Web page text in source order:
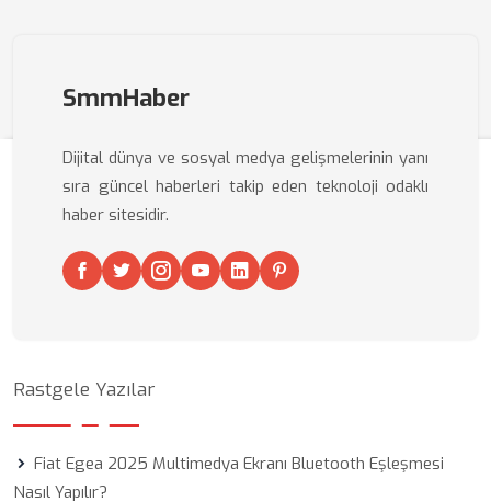
SmmHaber
Dijital dünya ve sosyal medya gelişmelerinin yanı
sıra güncel haberleri takip eden teknoloji odaklı
haber sitesidir.
Rastgele Yazılar
Fiat Egea 2025 Multimedya Ekranı Bluetooth Eşleşmesi
Nasıl Yapılır?